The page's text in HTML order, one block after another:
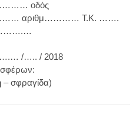
οδός
Τ.Κ. …….
….… /….. / 2018
σφραγίδα)